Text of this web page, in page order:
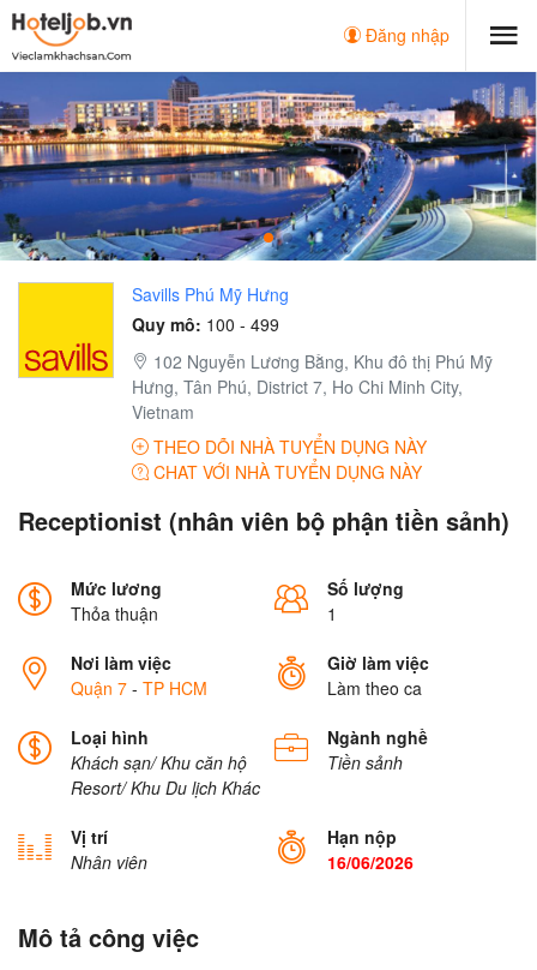
Đăng nhập
Savills Phú Mỹ Hưng
Quy mô: 100 - 499
102 Nguyễn Lương Bằng, Khu đô thị Phú Mỹ
Hưng, Tân Phú, District 7, Ho Chi Minh City,
Vietnam
THEO DÕI NHÀ TUYỂN DỤNG NÀY
CHAT VỚI NHÀ TUYỂN DỤNG NÀY
Receptionist (nhân viên bộ phận tiền sảnh)
Mức lương
Thỏa thuận
Số lượng
1
Nơi làm việc
Quận 7 - TP HCM
Giờ làm việc
Làm theo ca
Loại hình
Khách sạn/ Khu căn hộ
Resort/ Khu Du lịch Khác
Ngành nghề
Tiền sảnh
Vị trí
Nhân viên
Hạn nộp
16/06/2026
Mô tả công việc